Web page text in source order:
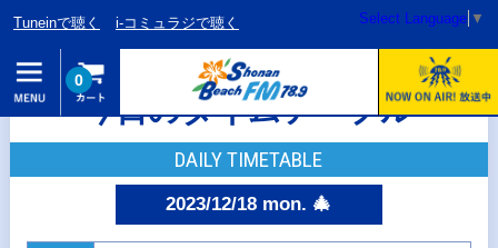
Tuneinで聴く i-コミュラジで聴く Select Language ▼
0
今日のタイムテーブル
DAILY TIMETABLE
2023/12/18 mon. 🎄